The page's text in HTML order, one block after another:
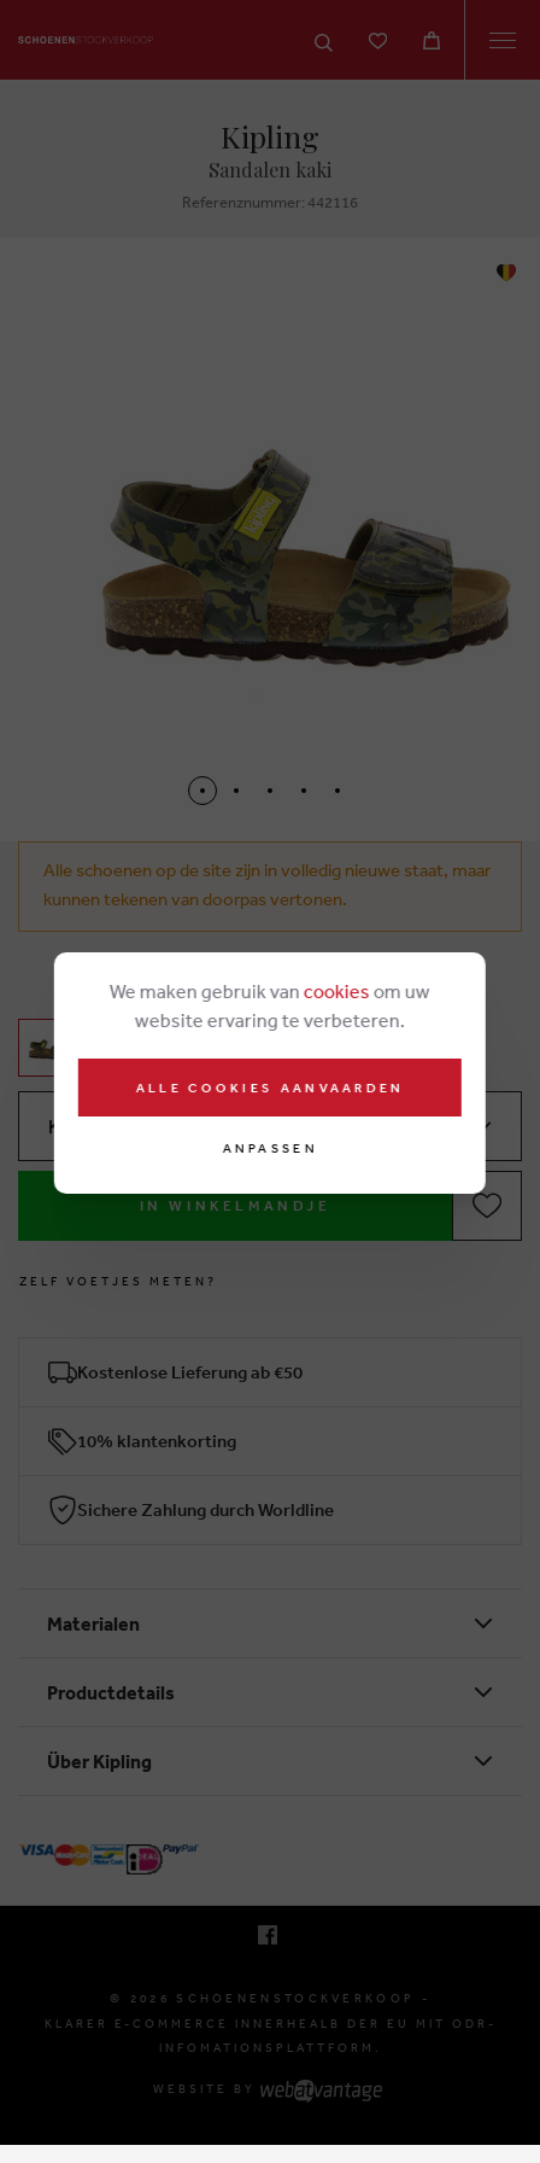
Kipling
Sandalen kaki
Referenznummer: 442116
Alle schoenen op de site zijn in volledig nieuwe staat, maar
kunnen tekenen van doorpas vertonen.
Kies je maat
IN WINKELMANDJE
Z E L F V O E T J E S M E T E N ?
Kostenlose Lieferung ab €50
10% klantenkorting
Sichere Zahlung durch Worldline
Materialen
Productdetails
Über Kipling
E. INFO@SCHOENENSTOCKVERKOOP.BE
© 2026 SCHOENENSTOCKVERKOOP -
KLARER E-COMMERCE INNERHEALB DER EU MIT ODR-
INFOMATIONSPLATTFORM.
WEBSITE BY
We maken gebruik van cookies om uw
website ervaring te verbeteren.
ALLE COOKIES AANVAARDEN
ANPASSEN